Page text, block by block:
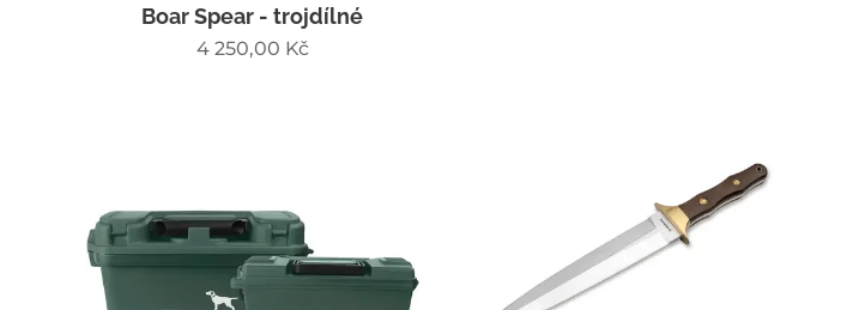
Boar Spear - trojdílné
4 250,00 Kč